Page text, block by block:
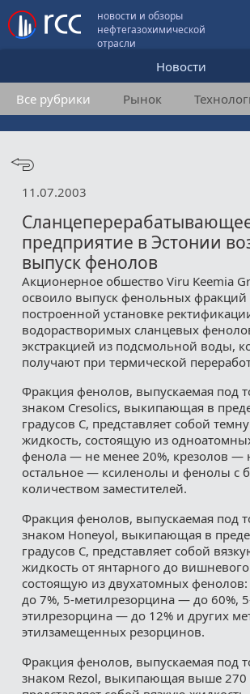
новости и обзоры
нефтегазохимической
отрасли
Новости
Аналитика и мнения
Конференции
Пользовательское
Медиакит
Контакты
Все рубрики Рынок
11.07.2003
предприятие в Эстонии
выпуск фенолов
Акционерное обшество Viru Keemia
освоило выпуск фенольных фракций
построенной установке
водорастворимых сланцевых
экстракцией из подсмольной воды,
получают при термической
Фракция фенолов, выпускаемая под
знаком Cresolics, выкипающая в
градусов С, представляет собой
жидкость, состоящую из
фенола — не менее 20%, крезолов —
остальное — ксиленолы и фенолы с
количеством заместителей.
Фракция фенолов, выпускаемая под
знаком Honeyol, выкипающая в
градусов С, представляет собой
жидкость от янтарного до вишневого
состоящую из двухатомных
до 7%, 5-метилрезорцина — до 60%,
этилрезорцина — до 12% и других
этилзамещенных резорцинов.
Фракция фенолов, выпускаемая под
знаком Rezol, выкипающая выше 270